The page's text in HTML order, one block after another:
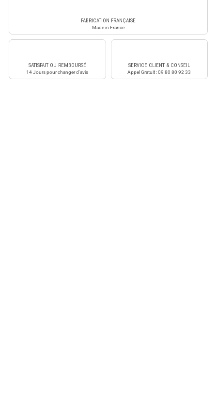
FABRICATION FRANÇAISE
Made in France
SATISFAIT OU REMBOURSÉ
14 Jours pour changer d'avis
SERVICE CLIENT & CONSEIL
Appel Gratuit : 09 80 80 92 33